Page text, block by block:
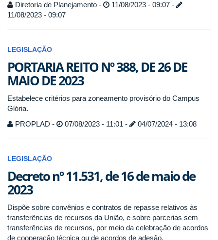
Diretoria de Planejamento -
11/08/2023 - 09:07 -
11/08/2023 - 09:07
LEGISLAÇÃO
PORTARIA REITO Nº 388, DE 26 DE
MAIO DE 2023
Estabelece critérios para zoneamento provisório do Campus
Glória.
PROPLAD -
07/08/2023 - 11:01 - 04/07/2024 - 13:08
LEGISLAÇÃO
Decreto nº 11.531, de 16 de maio de
2023
Dispõe sobre convênios e contratos de repasse relativos às
transferências de recursos da União, e sobre parcerias sem
transferências de recursos, por meio da celebração de acordos
de cooperação técnica ou de acordos de adesão.